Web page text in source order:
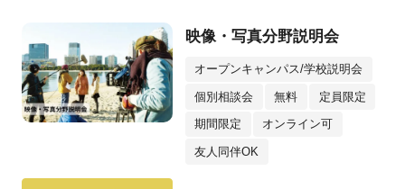
映像・写真分野説明会
オープンキャンパス/学校説明会
個別相談会 無料 定員限定
期間限定 オンライン可
友人同伴OK